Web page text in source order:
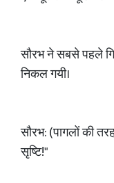
सौरभ ने सबसे पहले
निकल गयी।
सौरभ: (पागलों की
सृष्टि!"